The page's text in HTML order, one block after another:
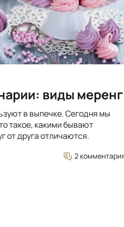
виды меренг
в выпечке. Сегодня мы
такое, какими бывают
от друга отличаются.
2